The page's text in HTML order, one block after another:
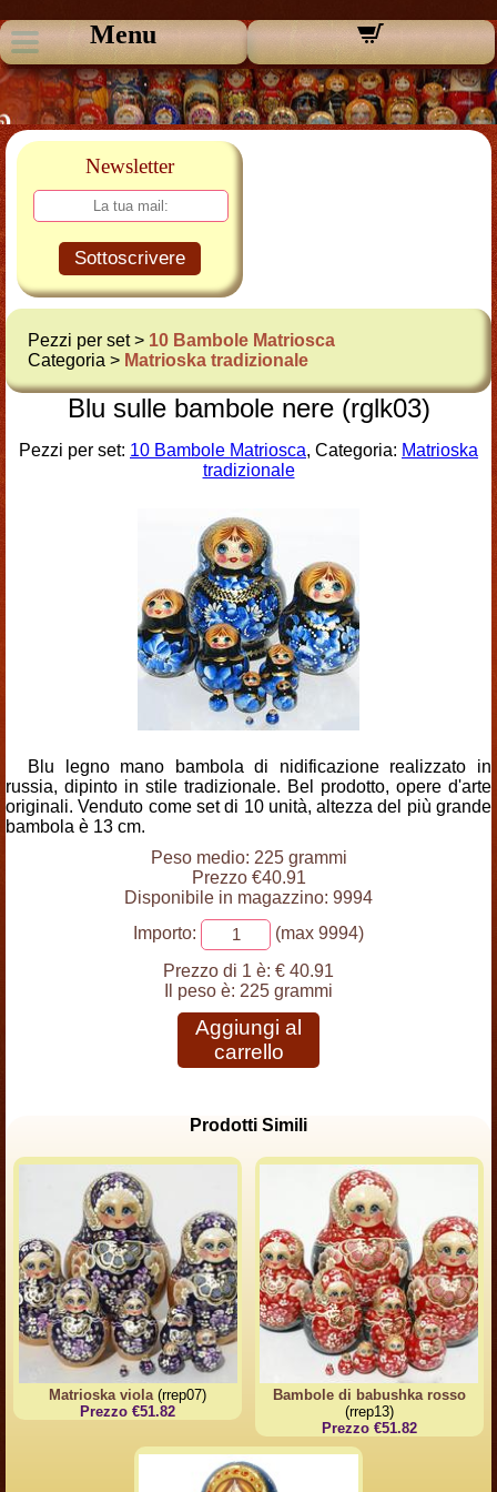
Menu
Newsletter
Sottoscrivere
Pezzi per set > 10 Bambole Matriosca
Categoria > Matrioska tradizionale
Blu sulle bambole nere (rglk03)
Pezzi per set: 10 Bambole Matriosca, Categoria: Matrioska
tradizionale
Blu legno mano bambola di nidificazione realizzato in
russia, dipinto in stile tradizionale. Bel prodotto, opere d'arte
originali. Venduto come set di 10 unità, altezza del più grande
bambola è 13 cm.
Peso medio: 225 grammi
Prezzo €40.91
Disponibile in magazzino: 9994
Importo:
(max 9994)
Prezzo di 1 è: € 40.91
Il peso è: 225 grammi
Aggiungi al
carrello
Prodotti Simili
Matrioska viola(rrep07)
Prezzo €51.82
Bambole di babushka rosso
(rrep13)
Prezzo €51.82